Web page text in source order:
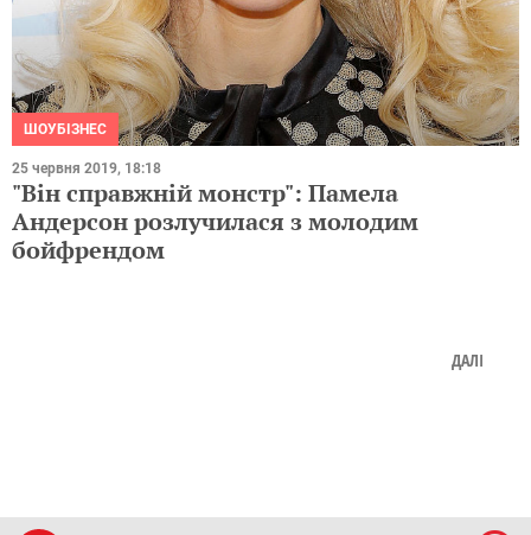
ШОУБІЗНЕС
25 червня 2019, 18:18
"Він справжній монстр": Памела
Андерсон розлучилася з молодим
бойфрендом
ДАЛІ